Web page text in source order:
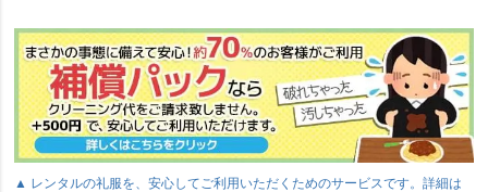
▲ レンタルの礼服を、安心してご利用いただくためのサービスです。詳細は